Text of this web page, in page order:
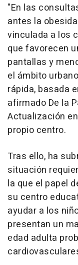
"En las
antes la
vinculada a los
que favorecen
pantallas y
el ámbito
rápida, basada
afirmado De la
Actualización
propio centro.
Tras ello, ha
situación
la que el papel
su centro
ayudar a los
presentan un
edad adulta